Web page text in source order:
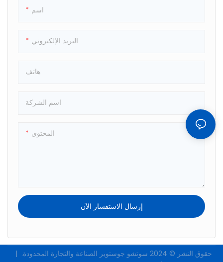
اسم
البريد الإلكتروني
هاتف
اسم الشركة
المحتوى
إرسال الاستفسار الآن
حقوق النشر © 2024 سوتشو جوستوير الصناعة والتجارة المحدودة. |